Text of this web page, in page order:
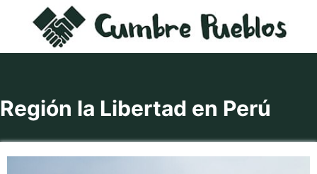
contenido
Región la Libertad en Perú